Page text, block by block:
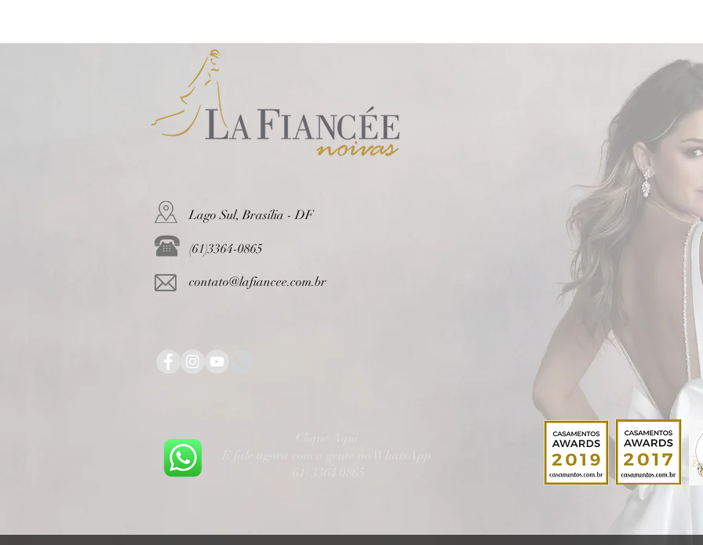
Lago Sul, Brasília - DF
(61)3364-0865
contato@lafiancee.com.br